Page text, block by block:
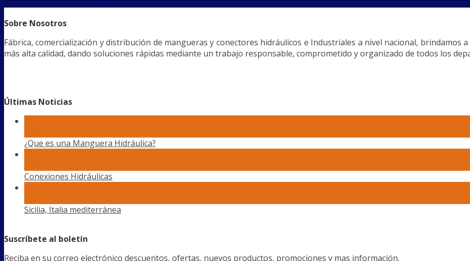
Sobre Nosotros
Fábrica, comercialización y distribución de mangueras y conectores hidráulicos e Industriales a nivel nacional, brindamos
más alta calidad, dando soluciones rápidas mediante un trabajo responsable, comprometido y organizado de todos los
Últimas Noticias
¿Que es una Manguera Hidráulica?
Conexiones Hidráulicas
Sicilia, Italia mediterránea
Suscríbete al boletín
Reciba en su correo electrónico descuentos, ofertas, nuevos productos, promociones y mas información.